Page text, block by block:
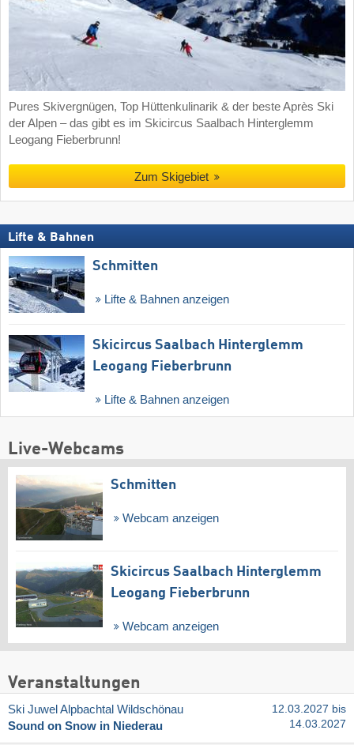
Pures Skivergnügen, Top Hüttenkulinarik & der beste Après Ski
der Alpen – das gibt es im Skicircus Saalbach Hinterglemm
Leogang Fieberbrunn!
Zum Skigebiet
Lifte & Bahnen
Schmitten
Lifte & Bahnen anzeigen
Skicircus Saalbach Hinterglemm
Leogang Fieberbrunn
Lifte & Bahnen anzeigen
Live-Webcams
Schmitten
Webcam anzeigen
Skicircus Saalbach Hinterglemm
Leogang Fieberbrunn
Webcam anzeigen
Veranstaltungen
Ski Juwel Alpbachtal Wildschönau
Sound on Snow in Niederau
12.03.2027 bis
14.03.2027